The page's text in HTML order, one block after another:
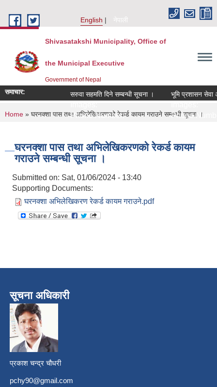
English
नेपाली
Shivasatakshi Municipality, Office of
the Municipal Executive
Government of Nepal
समाचार: सरुवा सहमति दिने सम्बन्धी सूचना ।
Phone Number:
भूमि प्रशासन सेवा
Phone
You are here
Home » घरनक्शा पास तथा अभिलेखिकरणको रेकर्ड कायम गराउने सम्बन्धी सूचना ।
घरनक्शा पास तथा अभिलेखिकरणको रेकर्ड कायम
गराउने सम्बन्धी सूचना ।
Submitted on: Sat, 01/06/2024 - 13:40
Supporting Documents:
घरनक्शा अभिलेखिकरण रेकर्ड कायम गराउने.pdf
सूचना अधिकारी
प्रकाश चन्द्र चौधरी
pchy90@gmail.com